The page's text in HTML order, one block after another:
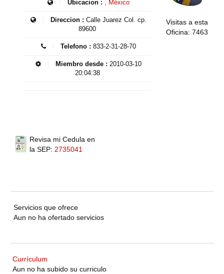
Ubicacion : , México
Direccion : Calle Juarez Col. cp.
89600
Telefono : 833-2-31-28-70
Miembro desde : 2010-03-10
20:04:38
Visitas a esta
Oficina: 7463
Revisa mi Cedula en
la SEP: 2735041
Servicios que ofrece
Aun no ha ofertado servicios
Currículum
Aun no ha subido su curriculo